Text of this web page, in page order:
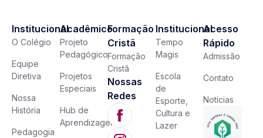
Institucional
O Colégio
Equipe
Diretiva
Nossa
História
Pedagogia
Acadêmico
Projeto
Pedagógico
Projetos
Especiais
Hub de
Aprendizagem
Formação
Cristã
Formação
Cristã
Nossas
Redes
Institucional
Tempo
Magis
Escola
de
Esporte,
Cultura e
Lazer
Acesso
Rápido
Admissão
Contato
Notícias